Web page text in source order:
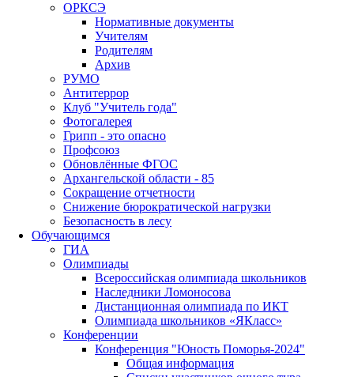
ОРКСЭ
Нормативные документы
Учителям
Родителям
Архив
РУМО
Антитеррор
Клуб "Учитель года"
Фотогалерея
Грипп - это опасно
Профсоюз
Обновлённые ФГОС
Архангельской области - 85
Сокращение отчетности
Снижение бюрократической нагрузки
Безопасность в лесу
Обучающимся
ГИА
Олимпиады
Всероссийская олимпиада школьников
Наследники Ломоносова
Дистанционная олимпиада по ИКТ
Олимпиада школьников «ЯКласс»
Конференции
Конференция "Юность Поморья-2024"
Общая информация